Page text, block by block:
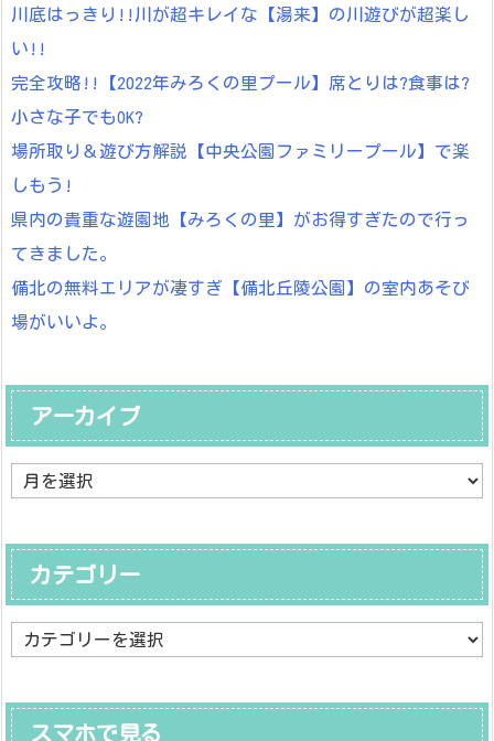
川底はっきり!!川が超キレイな【湯来】の川遊びが超楽し
い!!
完全攻略!!【2022年みろくの里プール】席とりは?食事は?
小さな子でもOK?
場所取り＆遊び方解説【中央公園ファミリープール】で楽
しもう!
県内の貴重な遊園地【みろくの里】がお得すぎたので行っ
てきました。
備北の無料エリアが凄すぎ【備北丘陵公園】の室内あそび
場がいいよ。
アーカイブ
ア
ー
ブ
カテゴリー
テ
ー
スマホで見る